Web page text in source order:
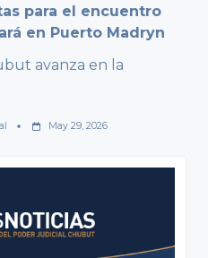
para el encuentro
en Puerto Madryn
avanza en la
May 29, 2026